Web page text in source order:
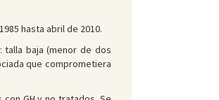
hasta abril de 2010.
talla baja (menor de dos
que comprometiera